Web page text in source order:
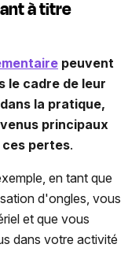
à titre
peuvent
le cadre de leur
la pratique,
principaux
pertes.
en tant que
d'ongles, vous
et que vous
dans votre activité